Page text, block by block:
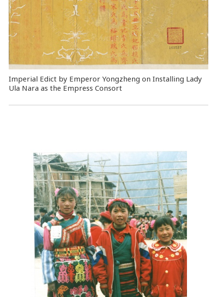
Imperial Edict by Emperor Yongzheng on Installing Lady
Ula Nara as the Empress Consort